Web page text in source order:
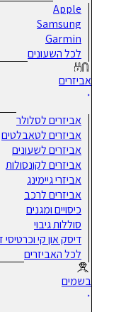
Apple
Samsung
Garmin
לכל השעונים
אביזרים
אביזרים לסלולר
אביזרים לטאבלטים
אביזרים לשעונים
אביזרים לקונסולות
אביזרי גיימינג
אביזרים לרכב
כיסויים ומגנים
סוללות גיבוי
דיסק און קי וכרטיסי זיכרון
לכל האביזרים
בשמים